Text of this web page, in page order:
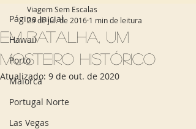
Página Inicial
Hawaii
Porto
Maiorca
Portugal Norte
Las Vegas
Em Batalha, um
mosteiro histórico
Viagem Sem Escalas
25 de jul. de 2016 1 min de leitura
Atualizado: 9 de out. de 2020